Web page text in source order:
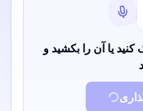
یا آن را بکشید و